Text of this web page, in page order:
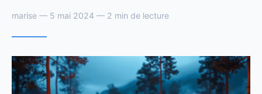
marise — 5 mai 2024 — 2 min de lecture